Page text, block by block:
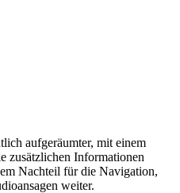
aufgeräumter, mit einem
zusätzlichen Informationen
Nachteil für die Navigation,
weiter.